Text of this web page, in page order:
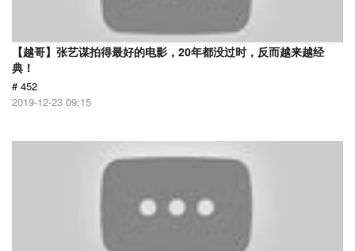
【越哥】张艺谋拍得最好的电影，20年都没过时，反而越来越经
典！
# 452
2019-12-23 09:15